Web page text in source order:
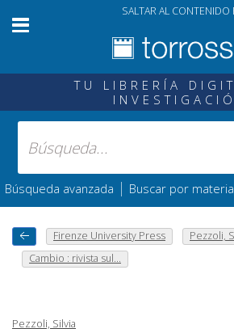
SALTAR AL CONTENIDO
TU LIBRERÍA
Búsqueda avanzada | Buscar por materia
Firenze University Press
Pezzoli,
Cambio : rivista sul...
Pezzoli, Silvia